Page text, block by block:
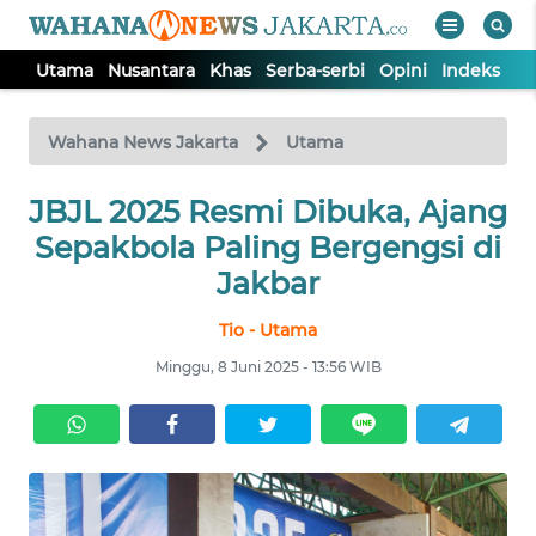
Utama Nusantara Khas Serba-serbi Opini Indeks
Wahana News Jakarta Utama
JBJL 2025 Resmi Dibuka, Ajang
Sepakbola Paling Bergengsi di
Jakbar
Tio - Utama
Minggu, 8 Juni 2025 - 13:56 WIB
TV
Tutup
UTAMA
SERBA-
SERBI
OPINI